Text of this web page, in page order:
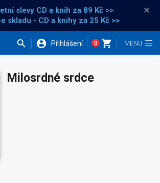
slevy CD a knih za 89 Kč >>
skladu - CD a knihy za 25 Kč >>
×
Přihlášení 0
Milosrdné srdce